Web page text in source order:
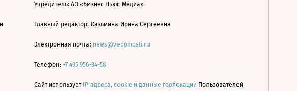
Учредитель: АО «Бизнес Ньюс Медиа»
Главный редактор: Казьмина Ирина Сергеевна
Электронная почта: news@vedomosti.ru
Телефон: +7 495 956-34-58
Сайт использует IP адреса, cookie и данные геолокации Пользователей